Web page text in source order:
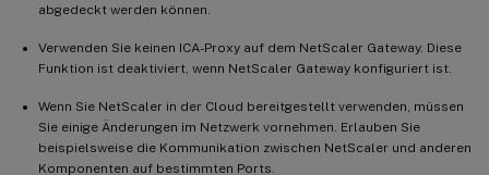
abgedeckt werden können.
Verwenden Sie keinen ICA-Proxy auf dem NetScaler Gateway. Diese
Funktion ist deaktiviert, wenn NetScaler Gateway konfiguriert ist.
Wenn Sie NetScaler in der Cloud bereitgestellt verwenden, müssen
Sie einige Änderungen im Netzwerk vornehmen. Erlauben Sie
beispielsweise die Kommunikation zwischen NetScaler und anderen
Komponenten auf bestimmten Ports.